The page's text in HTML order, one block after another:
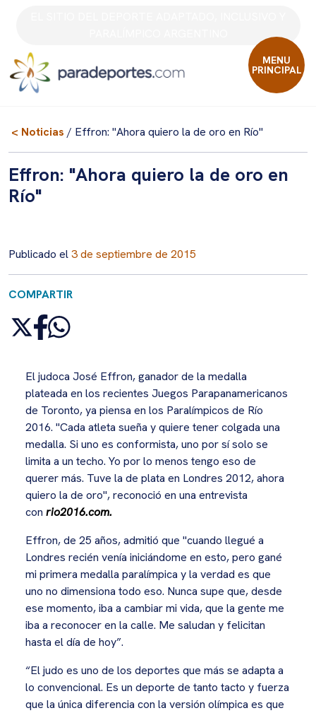
MENU
PRINCIPAL
< Noticias / Effron: "Ahora quiero la de oro en Río"
Effron: "Ahora quiero la de oro en
Río"
Publicado el3 de septiembre de 2015
COMPARTIR
El judoca José Effron, ganador de la medalla
plateada en los recientes Juegos Parapanamericanos
de Toronto, ya piensa en los Paralímpicos de Río
2016. "Cada atleta sueña y quiere tener colgada una
medalla. Si uno es conformista, uno por sí solo se
limita a un techo. Yo por lo menos tengo eso de
querer más. Tuve la de plata en Londres 2012, ahora
quiero la de oro", reconoció en una entrevista
con rio2016.com.
Effron, de 25 años, admitió que "cuando llegué a
Londres recién venía iniciándome en esto, pero gané
mi primera medalla paralímpica y la verdad es que
uno no dimensiona todo eso. Nunca supe que, desde
ese momento, iba a cambiar mi vida, que la gente me
iba a reconocer en la calle. Me saludan y felicitan
hasta el día de hoy”.
“El judo es uno de los deportes que más se adapta a
lo convencional. Es un deporte de tanto tacto y fuerza
que la única diferencia con la versión olímpica es que